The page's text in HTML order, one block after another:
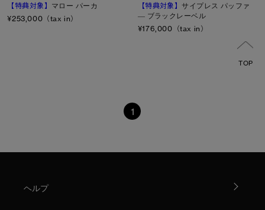
【特典対象】 マロー パーカ
¥253,000（tax in）
【特典対象】サイプレス パッファ
― ブラックレーベル
¥176,000（tax in）
TOP
1
ヘルプ